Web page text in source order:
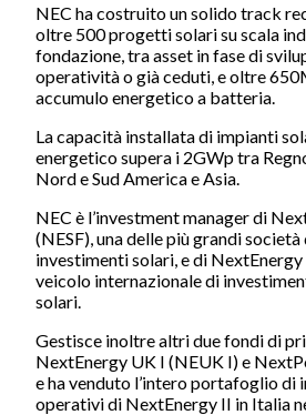
Strategia d'Investimento
Come operiamo
Track record
Sostenibilità e ESG
Impegni
Impatto
Filiera di approvvigionamento
Salute e sicurezza
NEC ha costruito un solido track
oltre 500 progetti solari su scala
fondazione, tra asset in fase di
operatività o già ceduti, e oltre
accumulo energetico a batteria.
La capacità installata di impianti
energetico supera i 2GWp tra
Nord e Sud America e Asia.
NEC è l’investment manager di
(NESF), una delle più grandi
investimenti solari, e di
veicolo internazionale di
solari.
Gestisce inoltre altri due fondi di
NextEnergy UK I (NEUK I) e
e ha venduto l’intero portafoglio di
operativi di NextEnergy II in Italia